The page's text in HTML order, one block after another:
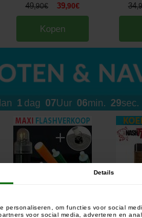
Details
personaliseren, om functies voor social
voor social media, adverteren en
49,90€ 39,90€
Kopen
34,
1 dag 07Uur 06min. 25sec.
Atropa Atrotube Telescopic
Nash